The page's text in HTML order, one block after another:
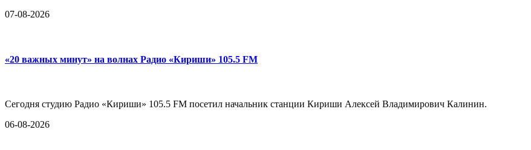
07-08-2026
«20 важных минут» на волнах Радио «Кириши» 105.5 FM
Сегодня студию Радио «Кириши» 105.5 FM посетил начальник станции Кириши Алексей Владимирович Калинин.
06-08-2026